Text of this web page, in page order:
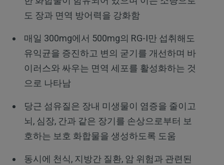
도 장과 면역 방어력을 강화함
매일 300mg에서 500mg의 RG-I만 섭취해도
유익균을 증진하고 변의 굳기를 개선하며 바
이러스와 싸우는 면역 세포를 활성화하는 것
으로 나타남
당근 섬유질은 장내 미생물이 염증을 줄이고
뇌, 심장, 간과 같은 장기를 손상으로부터 보
호하는 보호 화합물을 생성하도록 도움
동시에 천식, 지방간 질환, 암 위험과 관련된